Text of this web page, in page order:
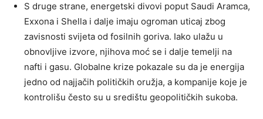
S druge strane, energetski divovi poput Saudi Aramca,
Exxona i Shella i dalje imaju ogroman uticaj zbog
zavisnosti svijeta od fosilnih goriva. Iako ulažu u
obnovljive izvore, njihova moć se i dalje temelji na
nafti i gasu. Globalne krize pokazale su da je energija
jedno od najjačih političkih oružja, a kompanije koje je
kontrolišu često su u središtu geopolitičkih sukoba.